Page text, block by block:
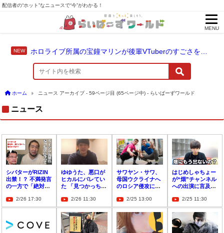
配信者の“ホット”なニュースで“今”がわかる！
MENU
ホーム ニュース アーカイブ - 59ページ目 (65ページ中) - らいばーずワールド
ニュース
シバターがRIZIN
出禁！？ 不満発言
の一方で「絶対に
る」と予想
2/26 17:30
ゆゆうた、悪口が
ヒカルにバレてい
た 「見つかっちゃ
2/26 11:30
サワヤン・サワ、
母国ウクライナへ
のロシア侵攻に
ちゃうんだろう」
2/25 13:00
はじめしゃちょー
が“畑”チャンネル
への出演に言及
り上げていこう」
2/25 11:30